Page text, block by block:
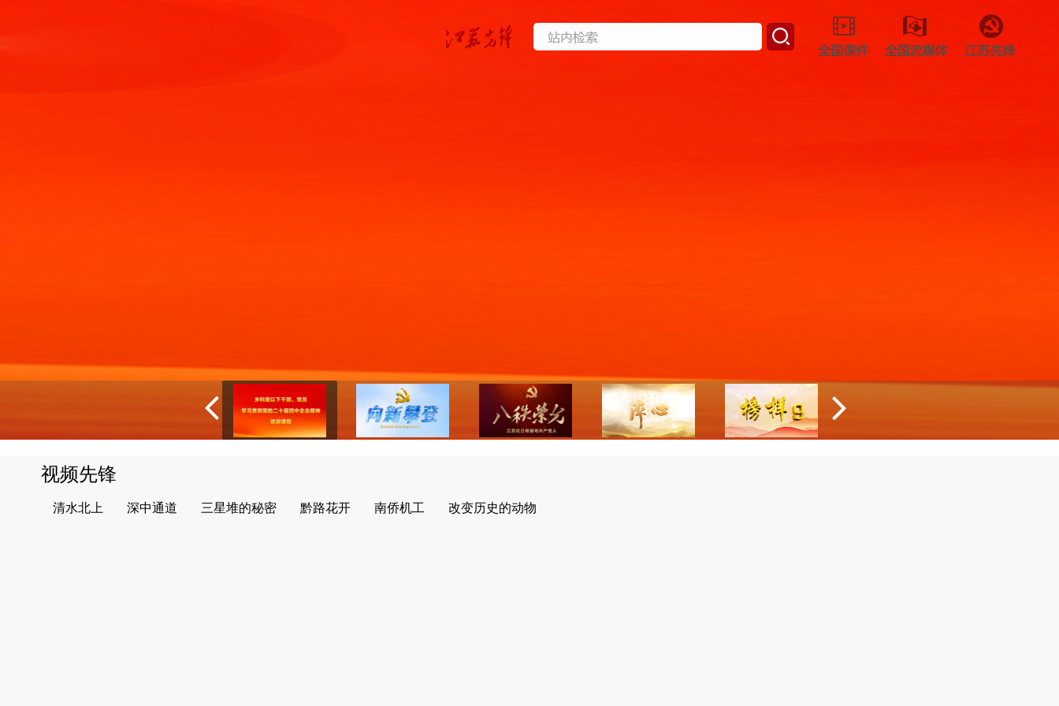
视频先锋
清水北上 深中通道 三星堆的秘密 黔路花开 南侨机工 改变历史的动物